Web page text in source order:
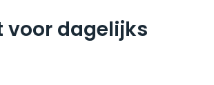
voor dagelijks